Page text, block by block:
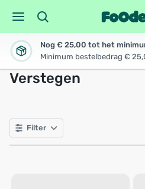
Nog € 25,00 tot het
Minimum bestelbedrag €
Verstegen
Filter